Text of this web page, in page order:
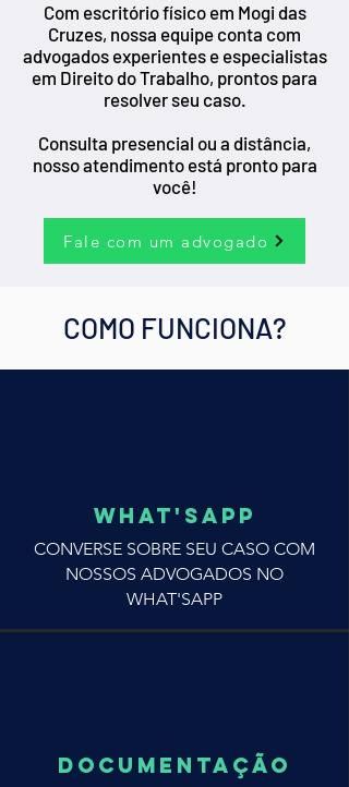
Com escritório físico em Mogi das
Cruzes, nossa equipe conta com
advogados experientes e especialistas
em Direito do Trabalho, prontos para
resolver seu caso.
Consulta presencial ou a distância,
nosso atendimento está pronto para
você!
Fale com um advogado
COMO FUNCIONA?
WHAT'SAPP
CONVERSE SOBRE SEU CASO COM
NOSSOS ADVOGADOS NO
WHAT'SAPP
DOCUMENTAÇÃO